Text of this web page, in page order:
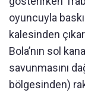
oyuncuyla
kalesinden
Bola’nın sol
savunmasını
bölgesinden)